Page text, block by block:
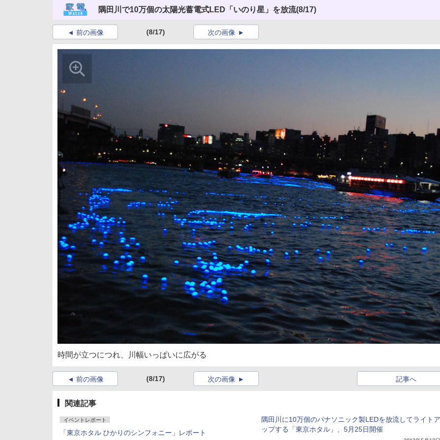
隅田川で10万個の太陽光蓄電式LED「いのり星」を放流(8/17)
前の画像 (8/17) 次の画像
時間が立つにつれ、川幅いっぱいに広がる
前の画像 (8/17) 記事へ
次の画像
関連記事
イベントレポート
「東京ホタル ひかりのシンフォニー」レポート
隅田川に10万個のパナソニック製LEDを放流してライトア
ップする「東京ホタル」、5月25日開催